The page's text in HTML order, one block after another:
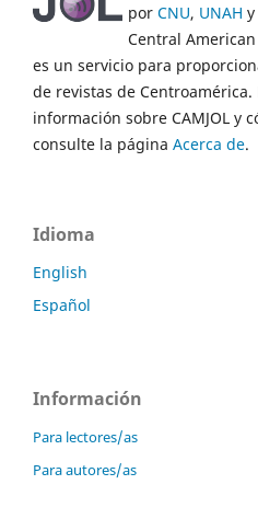
por CNU, UNAH y
Central American
es un servicio para
de revistas de Centroamérica.
información sobre CAMJOL y
consulte la página Acerca de.
Idioma
English
Español
Información
Para lectores/as
Para autores/as